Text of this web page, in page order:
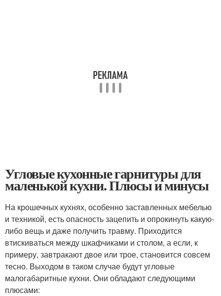
Угловые кухонные гарнитуры для
маленькой кухни. Плюсы и минусы
На крошечных кухнях, особенно заставленных мебелью
и техникой, есть опасность зацепить и опрокинуть какую-
либо вещь и даже получить травму. Приходится
втискиваться между шкафчиками и столом, а если, к
примеру, завтракают двое или трое, становится совсем
тесно. Выходом в таком случае будут угловые
малогабаритные кухни. Они обладают следующими
плюсами: